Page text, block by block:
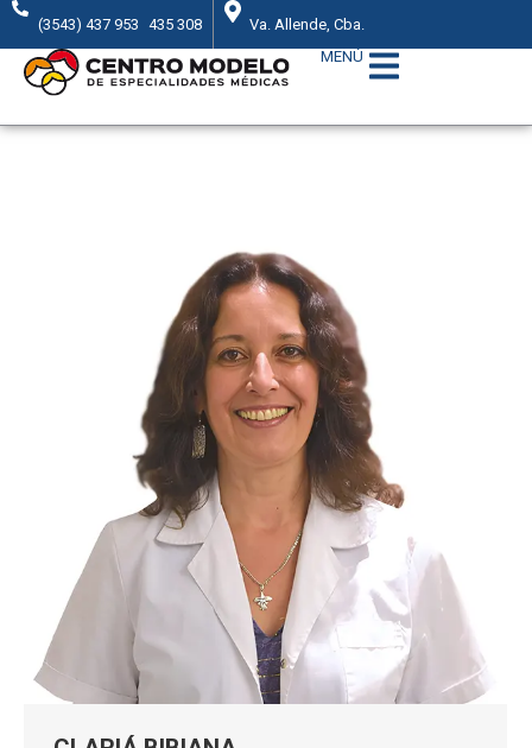
(3543) 437 953 435 308
Va. Allende, Cba.
MENÚ